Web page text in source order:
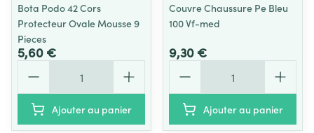
Bota Podo 42 Cors
Protecteur Ovale Mousse 9
Pieces
5,60 €
Ajouter au panier
Couvre Chaussure Pe Bleu
100 Vf-med
9,30 €
Ajouter au panier